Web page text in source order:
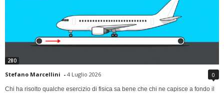
280
Stefano Marcellini - 4 Luglio 2026 0
Chi ha risolto qualche esercizio di fisica sa bene che chi ne capisce a fondo il